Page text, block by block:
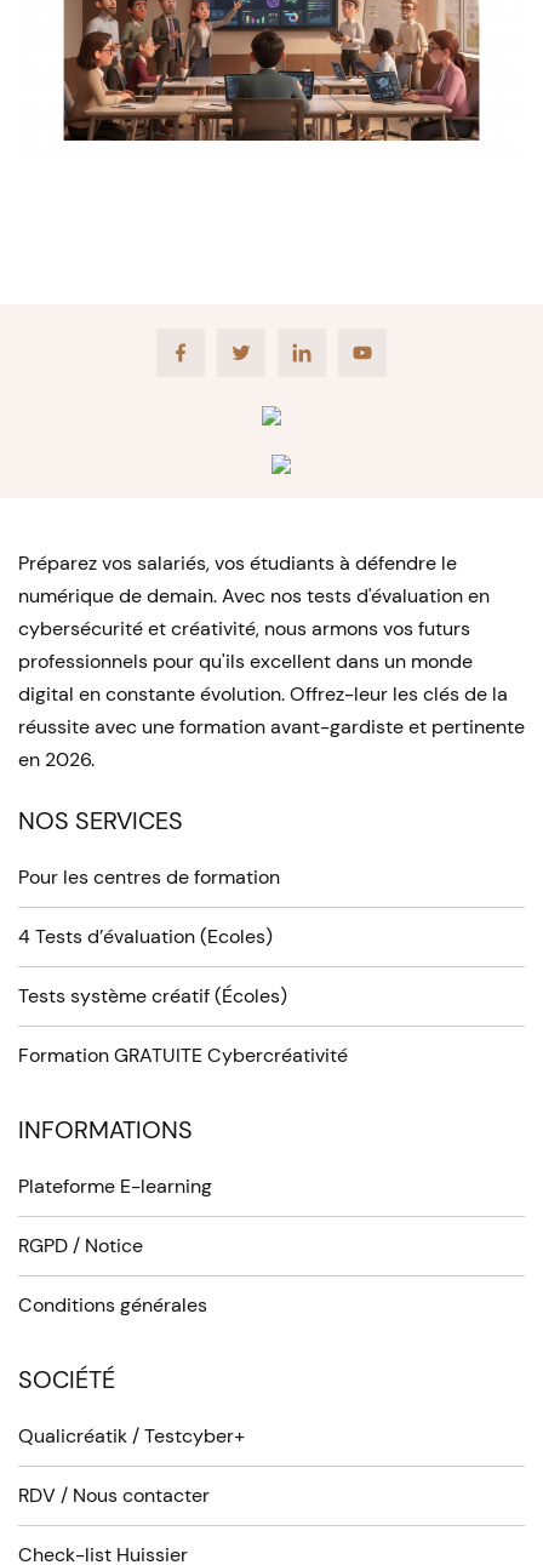
FacebookTwitter LinkedIn Youtube
Préparez vos salariés, vos étudiants à défendre le
numérique de demain. Avec nos tests d'évaluation en
cybersécurité et créativité, nous armons vos futurs
professionnels pour qu'ils excellent dans un monde
digital en constante évolution. Offrez-leur les clés de la
réussite avec une formation avant-gardiste et pertinente
en 2026.
NOS SERVICES
Pour les centres de formation
4 Tests d’évaluation (Ecoles)
Tests système créatif (Écoles)
Formation GRATUITE Cybercréativité
INFORMATIONS
Plateforme E-learning
RGPD / Notice
Conditions générales
SOCIÉTÉ
Qualicréatik / Testcyber+
RDV / Nous contacter
Check-list Huissier